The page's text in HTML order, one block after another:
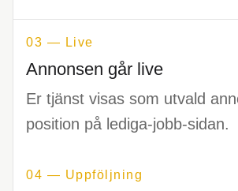
03 — Live
Annonsen går live
Er tjänst visas som utvald
position på lediga-jobb-sidan.
04 — Uppföljning